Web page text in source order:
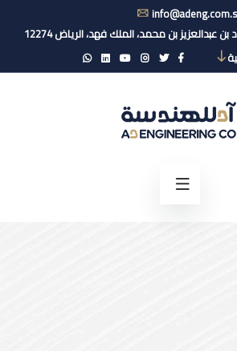
بن محمد، الملك فهد، الرياض 12274